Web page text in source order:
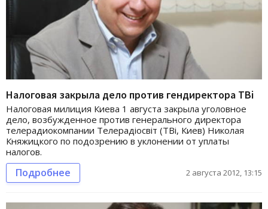
Налоговая закрыла дело против гендиректора ТВі
Налоговая милиция Киева 1 августа закрыла уголовное
дело, возбужденное против генерального директора
телерадиокомпании Телерадіосвіт (ТВі, Киев) Николая
Княжицкого по подозрению в уклонении от уплаты
налогов.
Подробнее 2 августа 2012, 13:15